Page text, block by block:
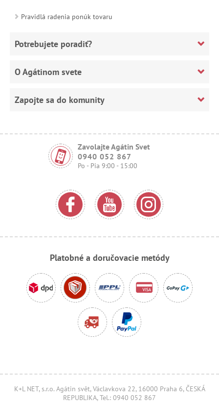
Pravidlá radenia ponúk tovaru
Potrebujete poradiť?
O Agátinom svete
Zapojte sa do komunity
Zavolajte Agátin Svet
0940 052 867
Po - Pia 9:00 - 15:00
Platobné a doručovacie metódy
K+L NET, s.r.o. Agátin svět, Václavkova 22, 16000 Praha 6, ČESKÁ
REPUBLIKA, Tel.: 0940 052 867